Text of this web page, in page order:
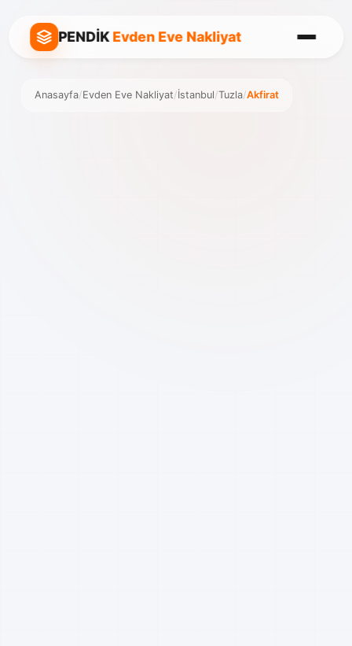
PENDİKEvden Eve Nakliyat
Anasayfa/Evden Eve Nakliyat/İstanbul/Tuzla/Akfirat